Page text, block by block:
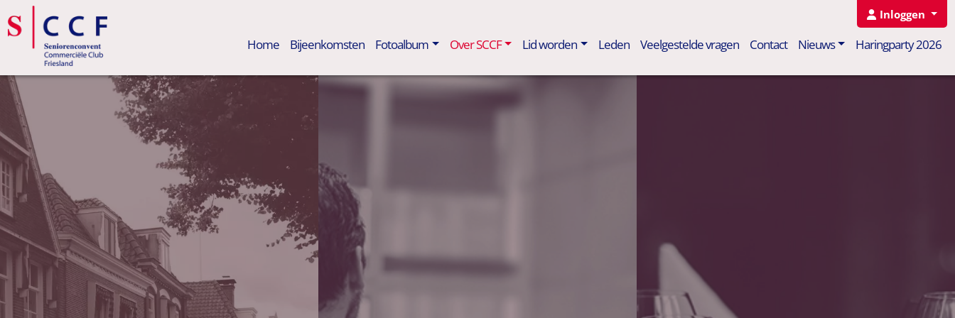
Inloggen
Home Bijeenkomsten Fotoalbum Over SCCF Lid worden Leden Veelgestelde vragen Contact Nieuws Haringparty 2026